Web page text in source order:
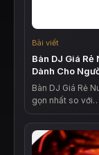
Bài viết
Bàn DJ Giá
Dành Cho
Bàn DJ Giá Rẻ
gọn nhất so với…